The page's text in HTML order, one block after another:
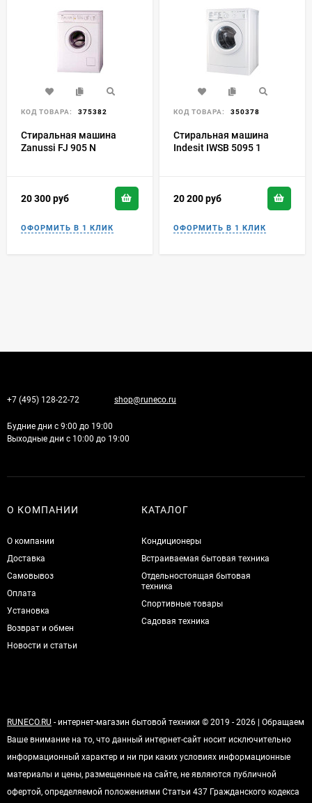
КОД ТОВАРА: 375382
Стиральная машина
Zanussi FJ 905 N
20 300руб
КОД ТОВАРА: 350378
Стиральная машина
Indesit IWSB 5095 1
20 200руб
+7 (495) 128-22-72 shop@runeco.ru
Будние дни с 9:00 до 19:00
Выходные дни с 10:00 до 19:00
О КОМПАНИИ
О компании
Доставка
Самовывоз
Оплата
Установка
Возврат и обмен
Новости и статьи
КАТАЛОГ
Кондиционеры
Встраиваемая бытовая техника
Отдельностоящая бытовая
техника
Спортивные товары
Садовая техника
RUNECO.RU - интернет-магазин бытовой техники © 2019 - 2026 | Обращаем
Ваше внимание на то, что данный интернет-сайт носит исключительно
информационный характер и ни при каких условиях информационные
материалы и цены, размещенные на сайте, не являются публичной
офертой, определяемой положениями Статьи 437 Гражданского кодекса